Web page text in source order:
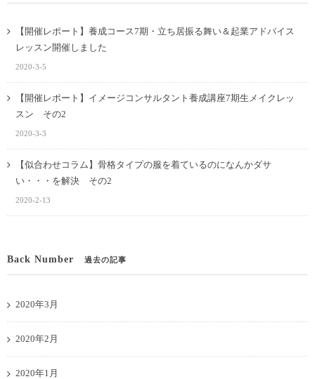
【開催レポート】養成コース7期・立ち居振る舞い＆起業アドバイス
レッスン開催しました
2020-3-5
【開催レポート】イメージコンサルタント養成講座7期生メイクレッ
スン その2
2020-3-3
【似合わせコラム】骨格タイプの服を着ているのになんかダサ
い・・・を解決 その2
2020-2-13
Back Number 過去の記事
2020年3月
2020年2月
2020年1月